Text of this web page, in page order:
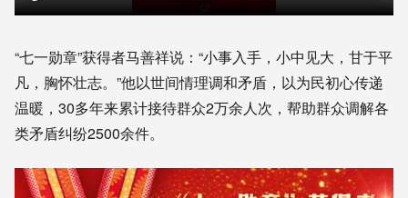
“七一勋章”获得者马善祥说：“小事入手，小中见大，甘于平
凡，胸怀壮志。”他以世间情理调和矛盾，以为民初心传递
温暖，30多年来累计接待群众2万余人次，帮助群众调解各
类矛盾纠纷2500余件。